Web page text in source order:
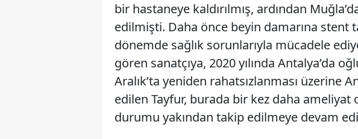
bir hastaneye kaldırılmış, ardından
edilmişti. Daha önce beyin damarına stent
dönemde sağlık sorunlarıyla mücadele
gören sanatçıya, 2020 yılında Antalya’da
Aralık’ta yeniden rahatsızlanması üzerine
edilen Tayfur, burada bir kez daha ameliyat
durumu yakından takip edilmeye devam